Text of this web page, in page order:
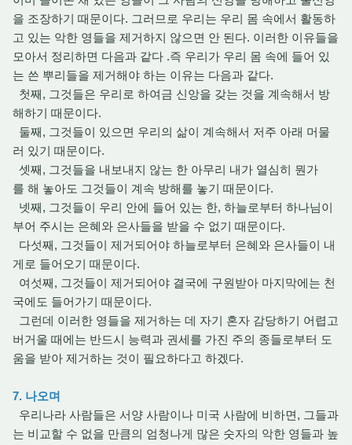
을 조장하기 때문이다. 그러므로 우리는 우리 몸 속에서 활동하
고 있는 악한 영들을 제거하지 않으면 안 된다. 이러한 이유들을
모아서 정리하면 다음과 같다 .즉 우리가 우리 몸 속에 들어 있
는 쓴 뿌리들을 제거해야 하는 이유는 다음과 같다.
첫째, 그것들은 우리로 하여금 신앙을 갖는 것을 계속해서 방
해하기 때문이다.
둘째, 그것들이 있으면 우리의 삶이 계속해서 저주 아래 머물
러 있기 때문이다.
셋째, 그것들을 내보내지 않는 한 아무리 내가 열심히 뭔가
를 해 놓아도 그것들이 계속 방해를 놓기 때문이다.
넷째, 그것들이 우리 안에 들어 있는 한, 하늘로부터 하나님이
부어 주시는 은혜와 은사들을 받을 수 없기 때문이다.
다섯째, 그것들이 제거되어야 하늘로부터 은혜와 은사들이 내
게로 들어오기 때문이다.
여섯째, 그것들이 제거되어야 결국에 구원받아 마지막에는 천
국에도 들어가기 때문이다.
그런데 이러한 영들을 제거하는 데 자기 혼자 감당하기 어렵고
버거울 때에는 반드시 능력과 권세를 가진 주의 종들로부터 도
움을 받아 제거하는 것이 필요하다고 하겠다.
7. 나오며
우리나라 사람들은 서양 사람이나 미국 사람에 비하면, 그들과
는 비교할 수 없을 만큼의 엄청나게 많은 숫자의 악한 영들과 높